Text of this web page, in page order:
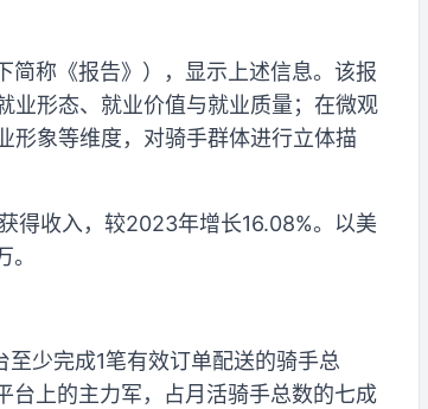
称《报告》），显示上述信息。该报
业形态、就业价值与就业质量；在微观
形象等维度，对骑手群体进行立体描
得收入，较2023年增长16.08%。以美
少完成1笔有效订单配送的骑手总
上的主力军，占月活骑手总数的七成